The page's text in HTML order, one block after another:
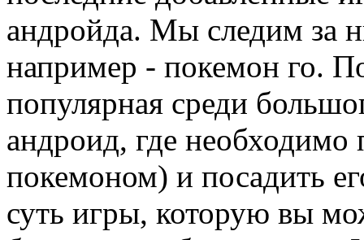
андройда. Мы следим за
например - покемон го.
популярная среди
андроид, где необходимо
покемоном) и посадить
суть игры, которую вы